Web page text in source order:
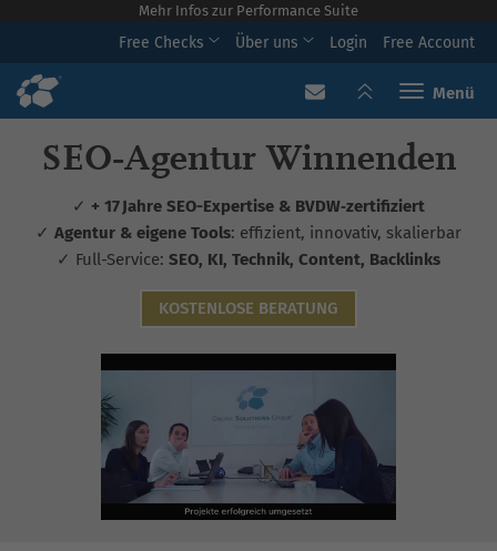
Mehr Infos zur Performance Suite
Free Checks Über uns Login Free Account
Toggle
SEO‑Agentur Winnenden
✓ + 17 Jahre SEO-Expertise & BVDW‑zertifiziert
✓ Agentur & eigene Tools: effizient, innovativ, skalierbar
✓ Full-Service: SEO, KI, Technik, Content, Backlinks
KOSTENLOSE BERATUNG